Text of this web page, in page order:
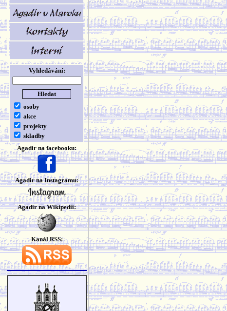
Vyhledávání:
osoby
akce
projekty
skladby
Agadir na facebooku:
Agadir na Instagramu:
Agadir na Wikipedii:
Kanál RSS: